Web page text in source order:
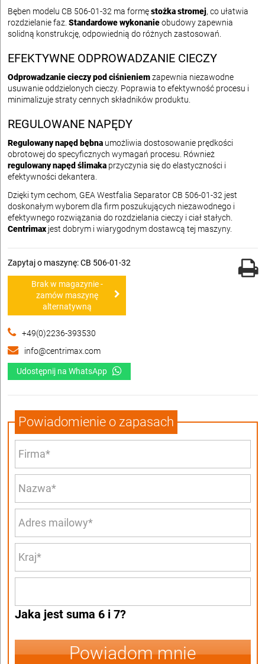
Bęben modelu CB 506-01-32 ma formęstożka stromej, co ułatwia
rozdzielanie faz. Standardowe wykonanieobudowy zapewnia
solidną konstrukcję, odpowiednią do różnych zastosowań.
EFEKTYWNE ODPROWADZANIE CIECZY
Odprowadzanie cieczy pod ciśnieniemzapewnia niezawodne
usuwanie oddzielonych cieczy. Poprawia to efektywność procesu i
minimalizuje straty cennych składników produktu.
REGULOWANE NAPĘDY
Regulowany napęd bębna umożliwia dostosowanie prędkości
obrotowej do specyficznych wymagań procesu. Również
regulowany napęd ślimaka przyczynia się do elastyczności i
efektywności dekantera.
Dzięki tym cechom, GEA Westfalia Separator CB 506-01-32 jest
doskonałym wyborem dla firm poszukujących niezawodnego i
efektywnego rozwiązania do rozdzielania cieczy i ciał stałych.
Centrimax jest dobrym i wiarygodnym dostawcą tej maszyny.
Zapytaj o maszynę: CB 506-01-32
Brak w magazynie -
zamów maszynę
alternatywną
+49(0)2236-393530
info@centrimax.com
Udostępnij na WhatsApp
Powiadomienie o zapasach
Jaka jest suma 6 i 7?
Powiadom mnie